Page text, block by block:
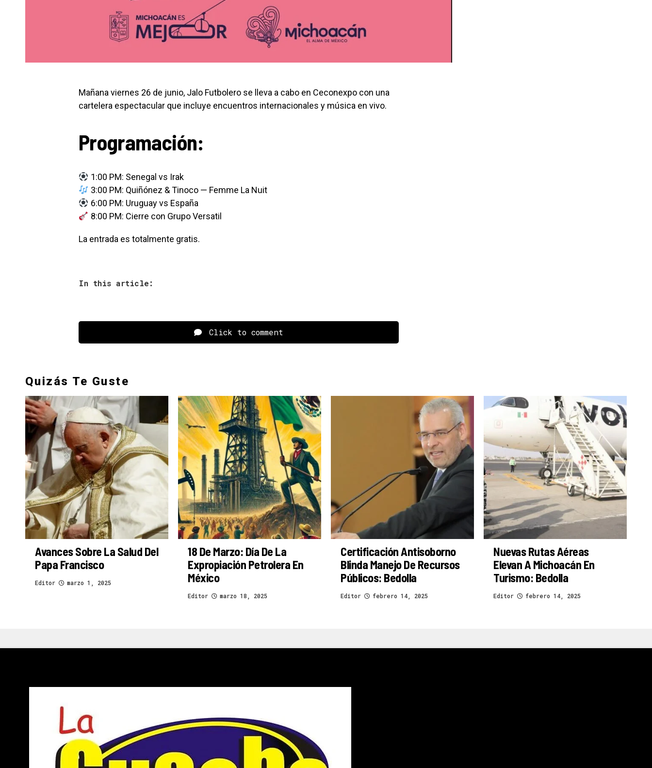
Mañana viernes 26 de junio, Jalo Futbolero se lleva a cabo en Ceconexpo con una
cartelera espectacular que incluye encuentros internacionales y música en vivo.
Programación:
1:00 PM: Senegal vs Irak
3:00 PM: Quiñónez & Tinoco — Femme La Nuit
6:00 PM: Uruguay vs España
8:00 PM: Cierre con Grupo Versatil
La entrada es totalmente gratis.
In this article:
Click to comment
Quizás Te Guste
Avances Sobre La Salud Del
Papa Francisco
Editor marzo 1, 2025
18 De Marzo: Día De La
Expropiación Petrolera En
México
Editor marzo 18, 2025
Certificación Antisoborno
Blinda Manejo De Recursos
Públicos: Bedolla
Editor febrero 14, 2025
Nuevas Rutas Aéreas
Elevan A Michoacán En
Turismo: Bedolla
Editor febrero 14, 2025